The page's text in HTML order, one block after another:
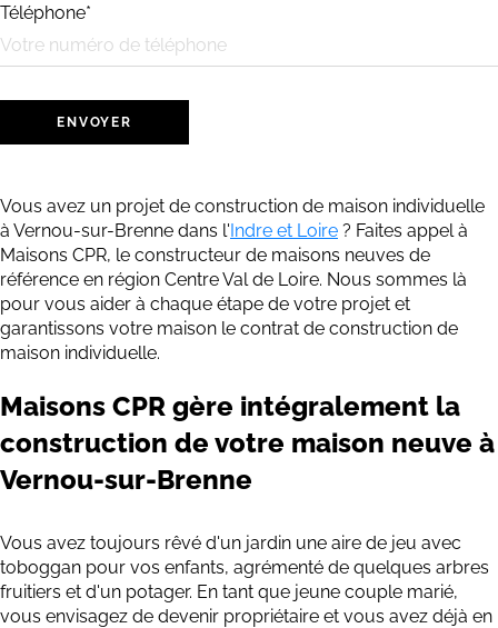
Téléphone*
Vous avez un projet de construction de maison individuelle
à Vernou-sur-Brenne dans l'Indre et Loire ? Faites appel à
Maisons CPR, le constructeur de maisons neuves de
référence en région Centre Val de Loire. Nous sommes là
pour vous aider à chaque étape de votre projet et
garantissons votre maison le contrat de construction de
maison individuelle.
Maisons CPR gère intégralement la
construction de votre maison neuve à
Vernou-sur-Brenne
Vous avez toujours rêvé d'un jardin une aire de jeu avec
toboggan pour vos enfants, agrémenté de quelques arbres
fruitiers et d'un potager. En tant que jeune couple marié,
vous envisagez de devenir propriétaire et vous avez déjà en